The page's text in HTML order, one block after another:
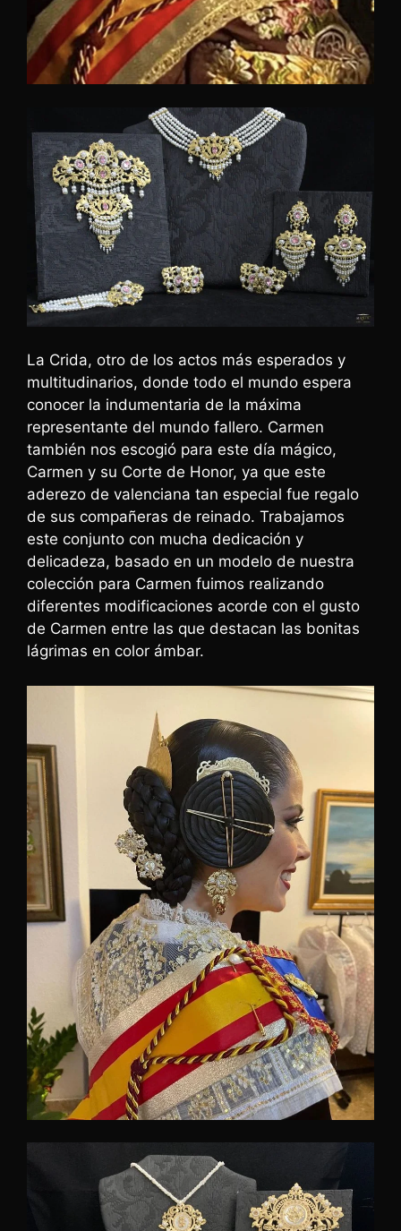
La Crida, otro de los actos más esperados y
multitudinarios, donde todo el mundo espera
conocer la indumentaria de la máxima
representante del mundo fallero. Carmen
también nos escogió para este día mágico,
Carmen y su Corte de Honor, ya que este
aderezo de valenciana tan especial fue regalo
de sus compañeras de reinado. Trabajamos
este conjunto con mucha dedicación y
delicadeza, basado en un modelo de nuestra
colección para Carmen fuimos realizando
diferentes modificaciones acorde con el gusto
de Carmen entre las que destacan las bonitas
lágrimas en color ámbar.